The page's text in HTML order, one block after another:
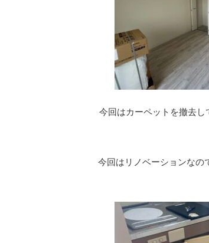
今回はカーペットを撤去
今回はリノベーションなの